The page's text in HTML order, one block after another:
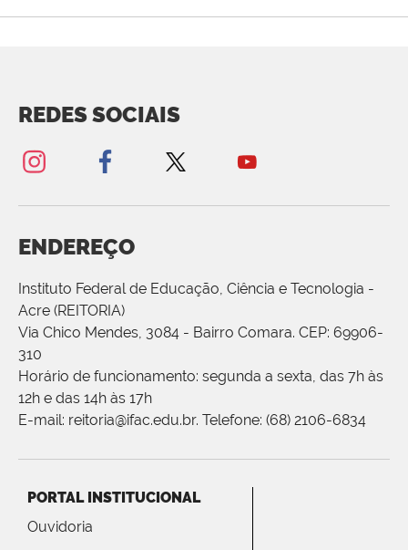
REDES SOCIAIS
ENDEREÇO
Instituto Federal de Educação, Ciência e Tecnologia -
Acre (REITORIA)
Via Chico Mendes, 3084 - Bairro Comara. CEP: 69906-
310
Horário de funcionamento: segunda a sexta, das 7h às
12h e das 14h às 17h
E-mail: reitoria@ifac.edu.br. Telefone: (68) 2106-6834
PORTAL INSTITUCIONAL
Ouvidoria